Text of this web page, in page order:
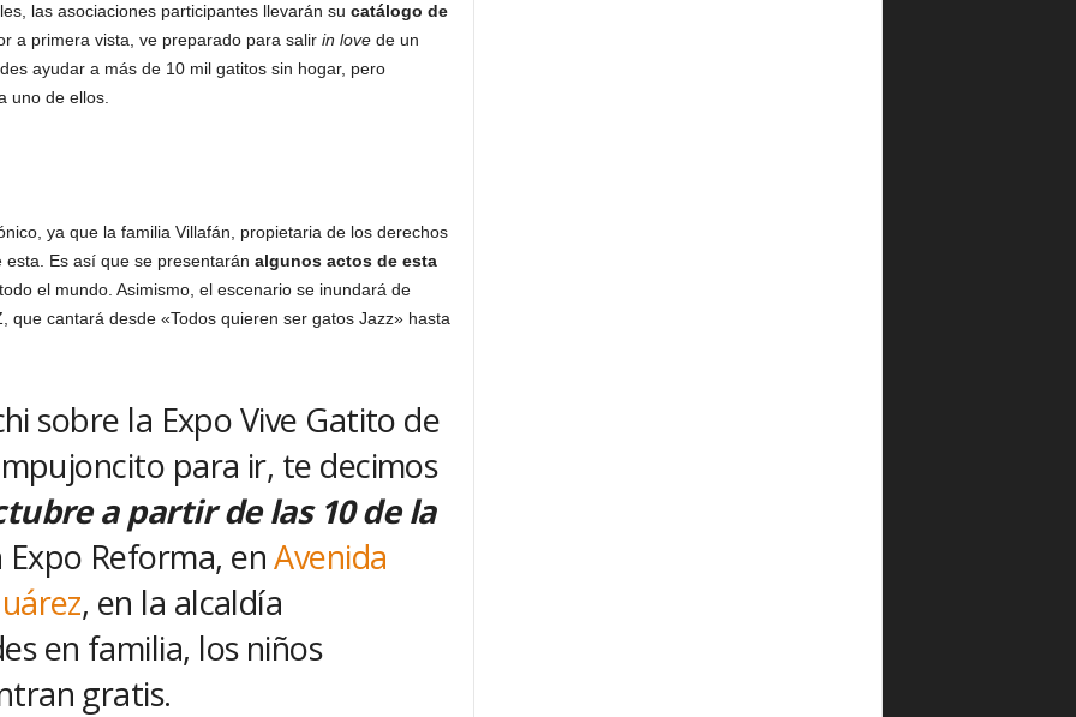
las asociaciones participantes llevarán su catálogo de
a primera vista, ve preparado para salir in lovede un
ayudar a más de 10 mil gatitos sin hogar, pero
uno de ellos.
ya que la familia Villafán, propietaria de los derechos
Es así que se presentarán algunos actos de esta
el mundo. Asimismo, el escenario se inundará de
que cantará desde «Todos quieren ser gatos Jazz» hasta
sobre la Expo Vive Gatito de
para ir, te decimos
a partir de las 10 de la
Expo Reforma, enAvenida
, en la alcaldía
en familia, los niños
gratis.